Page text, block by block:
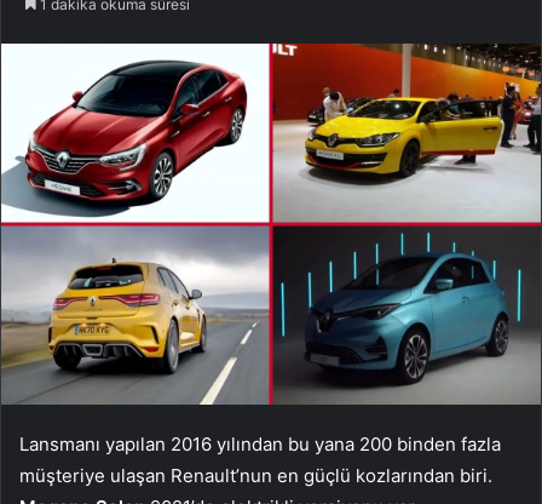
1 dakika okuma süresi
Lansmanı yapılan 2016 yılından bu yana 200 binden fazla
müşteriye ulaşan Renault’nun en güçlü kozlarından biri.